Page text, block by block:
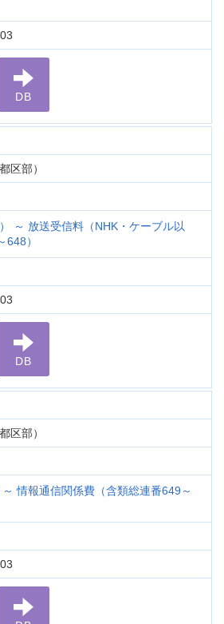
DB
区部）
～ 放送受信料（NHK・ケーブル以
）
DB
区部）
情報通信関係費（含類総連番649～